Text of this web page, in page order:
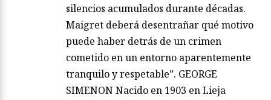
silencios acumulados durante décadas.
Maigret deberá desentrañar qué motivo
puede haber detrás de un crimen
cometido en un entorno aparentemente
tranquilo y respetable”. GEORGE
SIMENON Nacido en 1903 en Lieja